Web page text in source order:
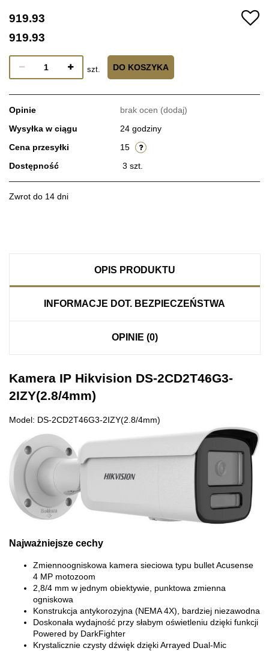
919.93
919.93
szt. DO KOSZYKA
Opinie brak ocen (dodaj)
Wysyłka w ciągu
24 godziny
Cena przesyłki
15
Dostępność
3 szt.
Zwrot do 14 dni
OPIS PRODUKTU
INFORMACJE DOT. BEZPIECZEŃSTWA
OPINIE (0)
Kamera IP Hikvision DS-2CD2T46G3-
2IZY(2.8/4mm)
Model: DS-2CD2T46G3-2IZY(2.8/4mm)
Najważniejsze cechy
Zmiennoogniskowa kamera sieciowa typu bullet Acusense
4 MP motozoom
2,8/4 mm w jednym obiektywie, punktowa zmienna
ogniskowa
Konstrukcja antykorozyjna (NEMA 4X), bardziej niezawodna
Doskonała wydajność przy słabym oświetleniu dzięki funkcji
Powered by DarkFighter
Krystalicznie czysty dźwięk dzięki Arrayed Dual-Mic